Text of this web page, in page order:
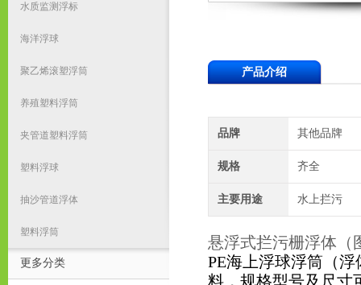
水质监测浮标
海洋浮球
聚乙烯滚塑浮筒
养殖塑料浮筒
夹管道塑料浮筒
塑料浮球
抽沙管道浮体
塑料浮筒
更多分类
产品介绍
品牌 其他品牌
规格 齐全
主要用途 水上拦污
悬浮式拦污栅浮体（
PE海上浮球浮筒（
料，规格型号及尺寸